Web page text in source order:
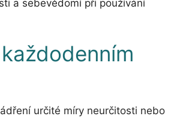
a sebevědomí při používání
určité míry neurčitosti nebo